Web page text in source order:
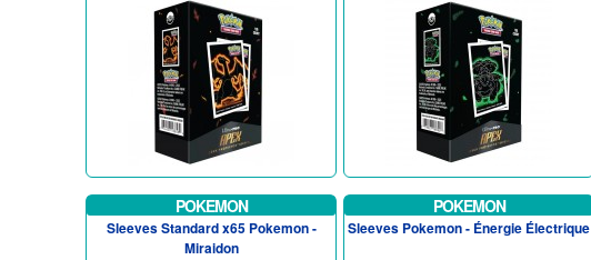
POKEMON
Sleeves Standard x65 Pokemon -
Miraidon
POKEMON
Sleeves Pokemon - Énergie Électrique